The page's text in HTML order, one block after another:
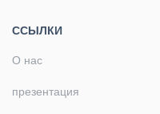
ССЫЛКИ
О нас
презентация